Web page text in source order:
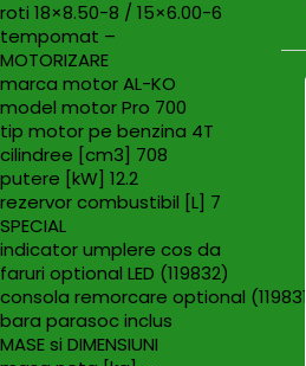
roti 18×8.50-8 / 15×6.00-6
tempomat –
MOTORIZARE
marca motor AL-KO
model motor Pro 700
tip motor pe benzina 4T
cilindree [cm3] 708
putere [kW] 12.2
rezervor combustibil [L] 7
SPECIAL
indicator umplere cos da
faruri optional LED (119832)
consola remorcare optional (119831)
bara parasoc inclus
MASE si DIMENSIUNI